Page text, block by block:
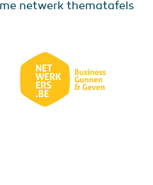
netwerk thematafels